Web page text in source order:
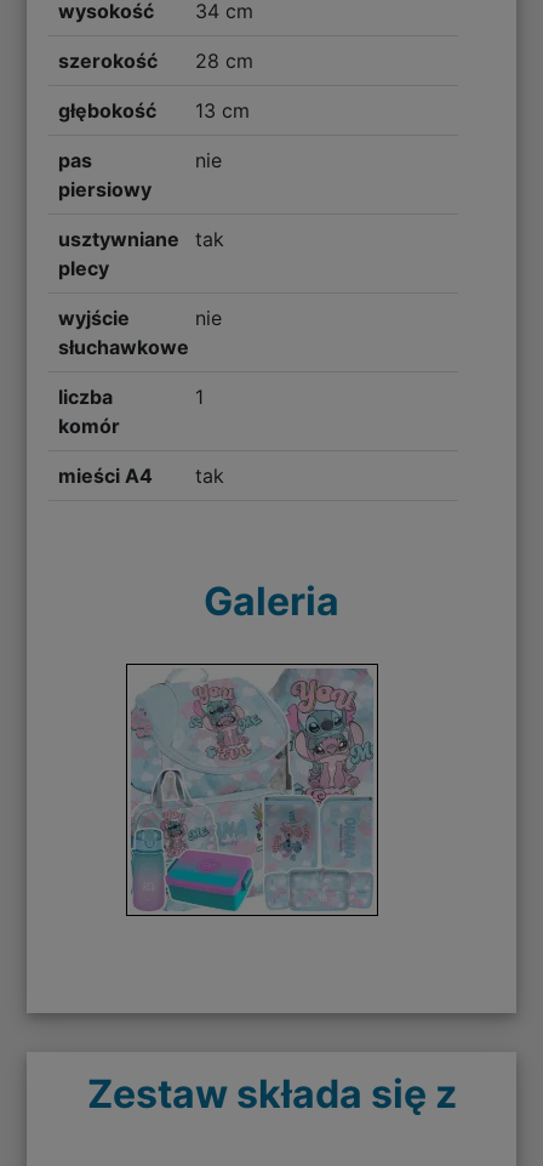
wysokość 34 cm
szerokość 28 cm
głębokość 13 cm
pas
piersiowy
nie
usztywniane
plecy
tak
wyjście
słuchawkowe
nie
liczba
komór
1
mieści A4 tak
Galeria
Zestaw składa się z